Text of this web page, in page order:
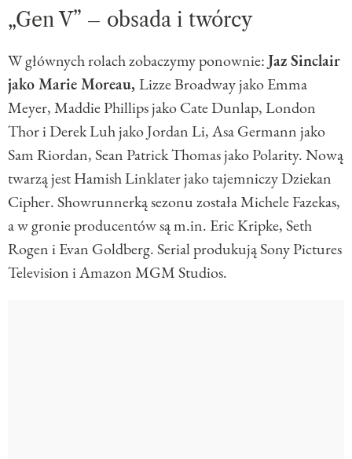
„Gen V” – obsada i twórcy
W głównych rolach zobaczymy ponownie:Jaz Sinclair
jako Marie Moreau, Lizze Broadway jako Emma
Meyer, Maddie Phillips jako Cate Dunlap, London
Thor i Derek Luh jako Jordan Li, Asa Germann jako
Sam Riordan, Sean Patrick Thomas jako Polarity. Nową
twarzą jest Hamish Linklater jako tajemniczy Dziekan
Cipher. Showrunnerką sezonu została Michele Fazekas,
a w gronie producentów są m.in. Eric Kripke, Seth
Rogen i Evan Goldberg. Serial produkują Sony Pictures
Television i Amazon MGM Studios.